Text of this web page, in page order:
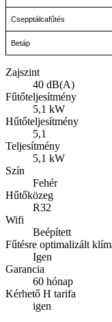
Csepptálcafűtés
Betáp
Zajszint
40 dB(A)
Fűtőteljesítmény
5,1 kW
Hűtőteljesítmény
5,1
Teljesítmény
5,1 kW
Szín
Fehér
Hűtőközeg
R32
Wifi
Beépített
Fűtésre optimalizált
Igen
Garancia
60 hónap
Kérhető H tarifa
igen